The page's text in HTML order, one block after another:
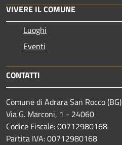
VIVERE IL COMUNE
Luoghi
Eventi
CONTATTI
Comune di Adrara San Rocco (BG)
Via G. Marconi, 1 - 24060
Codice Fiscale: 00712980168
Partita IVA: 00712980168